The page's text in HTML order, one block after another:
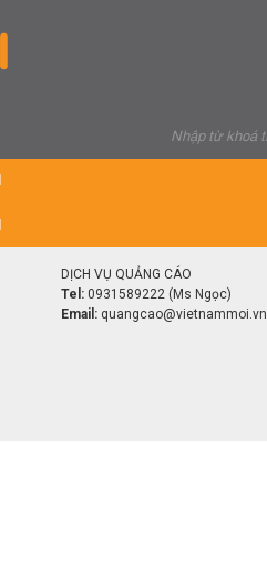
DỊCH VỤ QUẢNG CÁO
Tel: 0931589222 (Ms Ngọc)
Email: quangcao@vietnammoi.vn